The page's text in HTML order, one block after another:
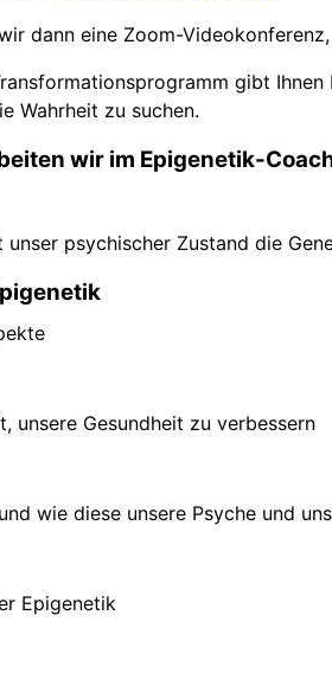
dann eine Zoom-
gibt
Wahrheit zu suchen.
wir im Epigenetik-
psychischer Zustand die
unsere Gesundheit zu verbessern
wie diese unsere Psyche und
Epigenetik